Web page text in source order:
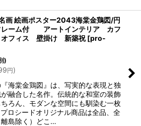
画 絵画ポスター2043海棠金鶏図/円
レーム付 アートインテリア カフ
フィス 壁掛け 新築祝 [pro-
)
円)
海棠金鶏図』は、写実的な表現と独
融合した名作。伝統的な和室の装飾
ろん、モダンな空間にも馴染む一枚
シードオリジナル商品は全品、全
島除く）どこ…